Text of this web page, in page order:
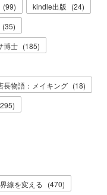
(99) kindle出版 (24)
(35)
博士 (185)
長物語：メイキング (18)
295)
線を変える (470)